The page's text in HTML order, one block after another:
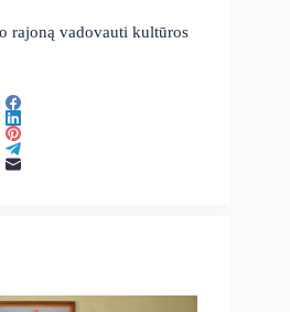
rajoną vadovauti kultūros